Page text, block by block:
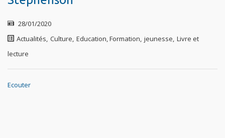
28/01/2020
Actualités, Culture, Education, Formation, jeunesse, Livre et
lecture
Ecouter